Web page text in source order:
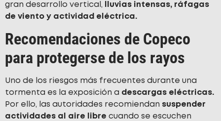
gran desarrollo vertical,
lluvias intensas, ráfagas
de viento y actividad eléctrica.
Recomendaciones de Copeco
para protegerse de los rayos
Uno de los riesgos más frecuentes durante una
tormenta es la exposición a descargas eléctricas.
Por ello, las autoridades recomiendan suspender
actividades al aire libre cuando se escuchen